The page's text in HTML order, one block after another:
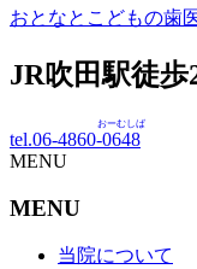
おとなとこどもの歯
JR吹田駅徒歩
tel.06-4860-0648
おーむしば
MENU
MENU
当院について